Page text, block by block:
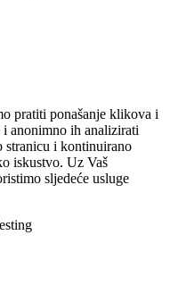
pratiti ponašanje klikova i
i anonimno ih analizirati
stranicu i kontinuirano
iskustvo. Uz Vaš
sljedeće usluge